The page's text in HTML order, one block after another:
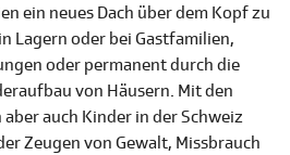
ein neues Dach über dem Kopf zu
Lagern oder bei Gastfamilien,
oder permanent durch die
von Häusern. Mit den
auch Kinder in der Schweiz
Zeugen von Gewalt, Missbrauch